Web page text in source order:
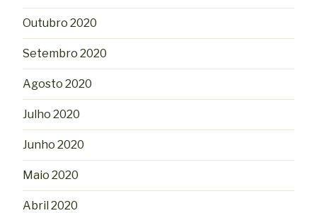
Outubro 2020
Setembro 2020
Agosto 2020
Julho 2020
Junho 2020
Maio 2020
Abril 2020